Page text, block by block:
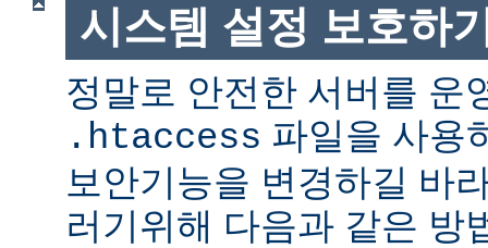
시스템 설정 보호하
정말로 안전한 서버를 운
.htaccess 파일을 사용
보안기능을 변경하길 바
러기위해 다음과 같은 방